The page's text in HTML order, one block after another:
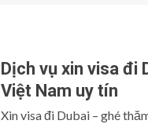
Dịch vụ xin visa đi
Việt Nam uy tín
Xin visa đi Dubai – ghé